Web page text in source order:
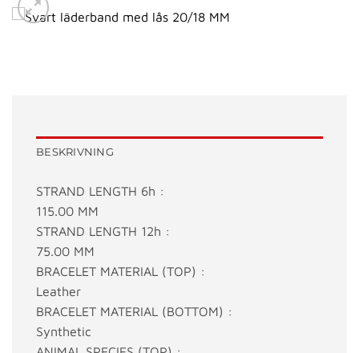
BESKRIVNING
STRAND LENGTH 6h :
115.00 MM
STRAND LENGTH 12h :
75.00 MM
BRACELET MATERIAL (TOP) :
Leather
BRACELET MATERIAL (BOTTOM) :
Synthetic